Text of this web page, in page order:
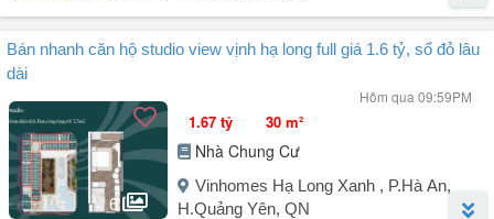
- Nội thất xây thô, ...
Người đăng: Trần Thị Ánh Nhàn
(20 tin đăng)
Quy hoạch đại đô thị ven biển quy mô lớn, hệ tiện ích đẳng cấp,
không gian sống nghỉ dưỡng và tiềm năng tăng trưởng dài hạn.
- LK 60 m², Giá từ 5,7 tỷ. Nếu áp Voucher chỉ còn khoảng 4,4 tỷ
- Gần khu TOD, TTTM
LH e Nhàn để nhận thông tin dự án
Bán nhanh căn hộ studio view vịnh hạ long full giá 1.6 tỷ, sổ đỏ lâu
dài
Hôm qua 09:59PM
6
1.67 tỷ 30 m²
Nhà Chung Cư
Vinhomes Hạ Long Xanh , P.Hà An,
H.Quảng Yên, QN